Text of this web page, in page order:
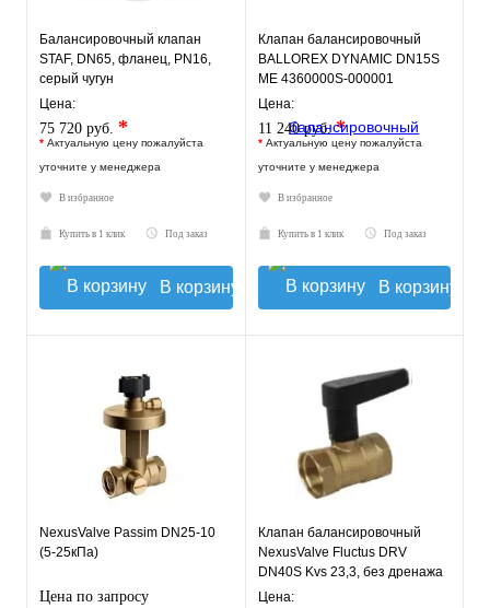
Балансировочный клапан
STAF, DN65, фланец, PN16,
серый чугун
Цена:
75 720 руб. *
* Актуальную цену пожалуйста
уточните у менеджера
В избранное
Купить в 1 клик Под заказ
В корзину
Клапан балансировочный
BALLOREX DYNAMIC DN15S
ME 4360000S-000001
(M80597.002)
Цена:
11 240 руб.*
* Актуальную цену пожалуйста
уточните у менеджера
В избранное
Купить в 1 клик Под заказ
В корзину
NexusValve Passim DN25-10
(5-25кПа)
Цена по запросу
Клапан балансировочный
NexusValve Fluctus DRV
DN40S Kvs 23,3, без дренажа
MN80597.447
Цена: